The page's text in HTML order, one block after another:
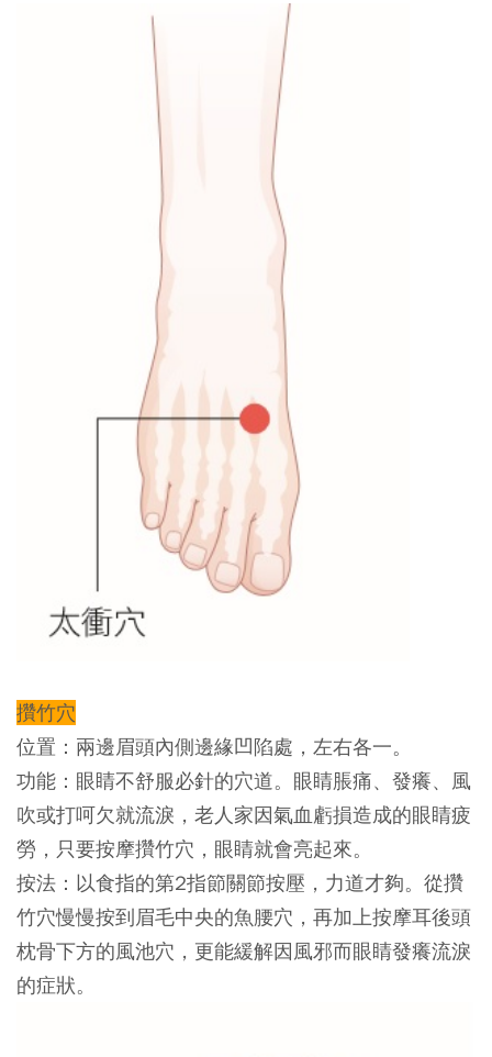
攢竹穴
位置： 兩邊眉頭內側邊緣凹陷處，左右各一。
功能： 眼睛不舒服必針的穴道。眼睛脹痛、發癢、風
吹或打呵欠就流淚，老人家因氣血虧損造成的眼睛疲
勞，只要按摩攢竹穴，眼睛就會亮起來。
按法： 以食指的第2指節關節按壓，力道才夠。從攢
竹穴慢慢按到眉毛中央的魚腰穴，再加上按摩耳後頭
枕骨下方的風池穴，更能緩解因風邪而眼睛發癢流淚
的症狀。